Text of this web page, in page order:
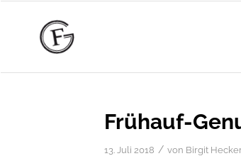
Frühauf-
13. Juli 2018 / von Birgit